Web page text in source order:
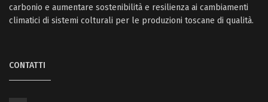
carbonio e aumentare sostenibilità e resilienza ai cambiamenti
climatici di sistemi colturali per le produzioni toscane di qualità.
CONTATTI